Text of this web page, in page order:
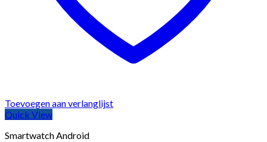
Toevoegen aan verlanglijst
Quick View
Smartwatch Android